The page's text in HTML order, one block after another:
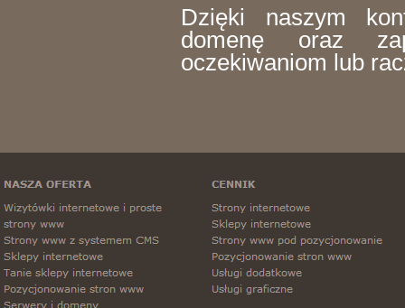
Dzięki naszym
domenę oraz
oczekiwaniom lub